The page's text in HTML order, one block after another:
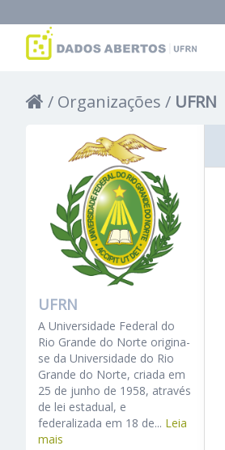
Organizações UFRN
UFRN
A Universidade Federal do
Rio Grande do Norte origina-
se da Universidade do Rio
Grande do Norte, criada em
25 de junho de 1958, através
de lei estadual, e
federalizada em 18 de... Leia
mais